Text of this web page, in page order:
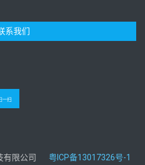
系我们
一扫
有限公司 粤ICP备13017326号-1